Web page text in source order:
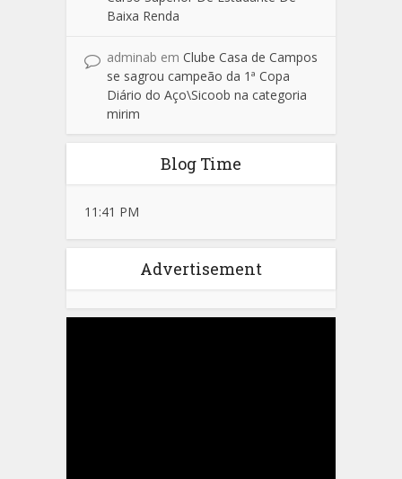
Baixa Renda
adminab em Clube Casa de Campos
se sagrou campeão da 1ª Copa
Diário do Aço\Sicoob na categoria
mirim
Blog Time
11:41 PM
Advertisement